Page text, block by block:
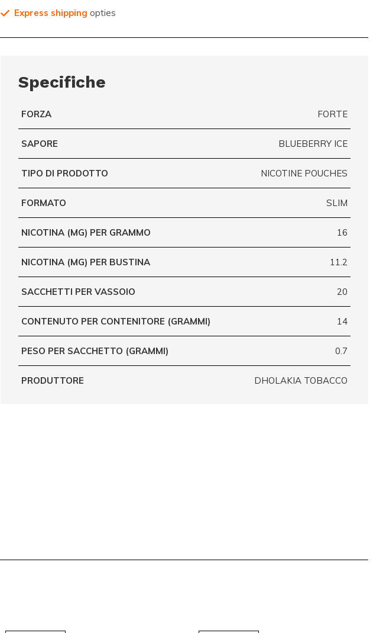
Express shipping opties
Specifiche
FORZA FORTE
SAPORE BLUEBERRY ICE
TIPO DI PRODOTTO NICOTINE POUCHES
FORMATO SLIM
NICOTINA (MG) PER GRAMMO 16
NICOTINA (MG) PER BUSTINA 11.2
SACCHETTI PER VASSOIO 20
CONTENUTO PER CONTENITORE (GRAMMI) 14
PESO PER SACCHETTO (GRAMMI) 0.7
PRODUTTORE DHOLAKIA TOBACCO